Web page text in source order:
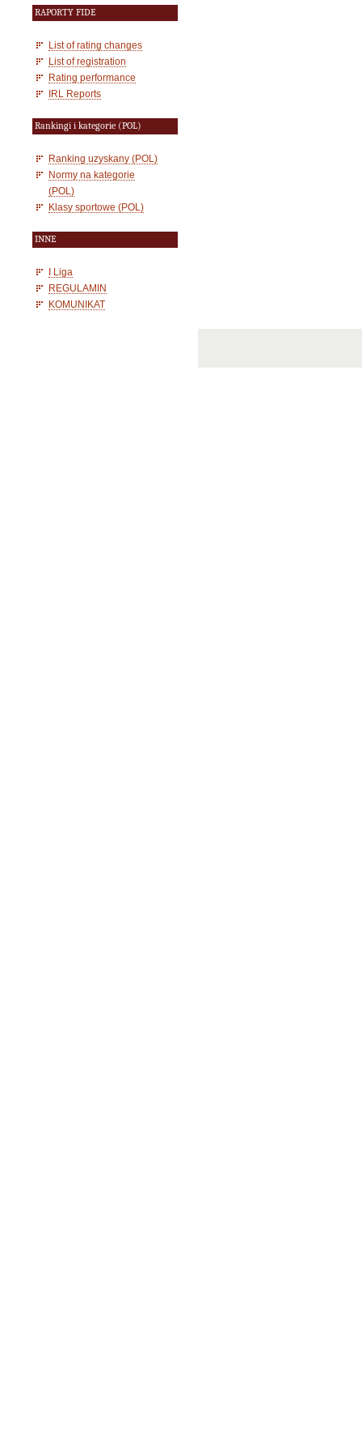
RAPORTY FIDE
List of rating changes
List of registration
Rating performance
IRL Reports
Rankingi i kategorie (POL)
Ranking uzyskany (POL)
Normy na kategorie
(POL)
Klasy sportowe (POL)
INNE
I Liga
REGULAMIN
KOMUNIKAT